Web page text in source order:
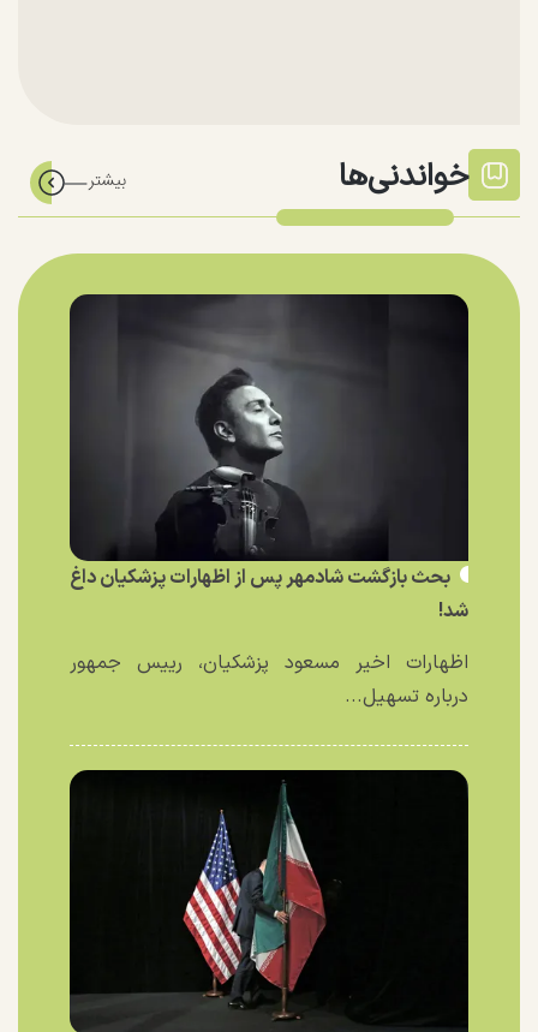
خواندنی‌ها
بحث بازگشت شادمهر پس از اظهارات پزشکیان داغ
شد!
اظهارات اخیر مسعود پزشکیان، رییس جمهور
درباره تسهیل...